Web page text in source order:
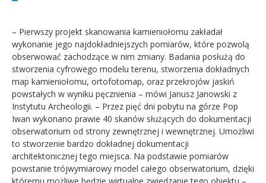
– Pierwszy projekt skanowania kamieniołomu zakładał
wykonanie jego najdokładniejszych pomiarów, które pozwolą
obserwować zachodzące w nim zmiany. Badania posłużą do
stworzenia cyfrowego modelu terenu, stworzenia dokładnych
map kamieniołomu, ortofotomap, oraz przekrojów jaskiń
powstałych w wyniku pęcznienia – mówi Janusz Janowski z
Instytutu Archeologii. – Przez pięć dni pobytu na górze Pop
Iwan wykonano prawie 40 skanów służących do dokumentacji
obserwatorium od strony zewnętrznej i wewnętrznej. Umożliwi
to stworzenie bardzo dokładnej dokumentacji
architektonicznej tego miejsca. Na podstawie pomiarów
powstanie trójwymiarowy model całego obserwatorium, dzięki
któremu możliwe będzie wirtualne zwiedzanie tego obiektu –